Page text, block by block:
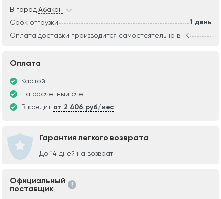
В город Абакан
Срок отгрузки
1 день
Оплата доставки производится самостоятельно в ТК
Оплата
Картой
На расчётный счёт
В кредит от 2 406 руб/мес
Гарантия легкого возврата
До 14 дней на возврат
Официальный
поставщик